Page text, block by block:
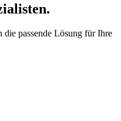
passende Lösung für Ihre